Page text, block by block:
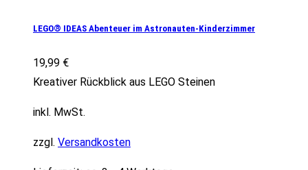
LEGO® IDEAS Abenteuer im Astronauten-Kinderzimmer
19,99 €
Kreativer Rückblick aus LEGO Steinen
inkl. MwSt.
zzgl. Versandkosten